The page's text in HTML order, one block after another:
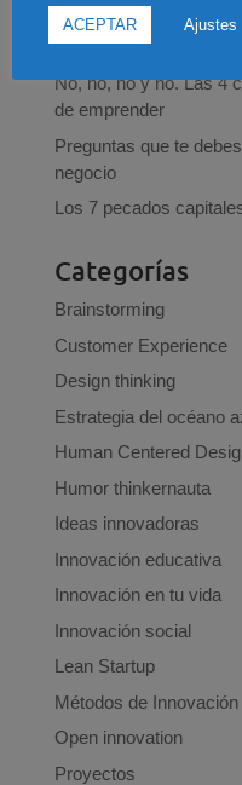
Los 5 pecados que un
permitir (parte 2)
No, no, no y no. Las 4
de emprender
Preguntas que te
negocio
Los 7 pecados
Categorías
Brainstorming
Customer Experience
Design thinking
Estrategia del océano
Human Centered
Humor thinkernauta
Ideas innovadoras
Innovación educativa
Innovación en tu vida
Innovación social
Lean Startup
Métodos de
Open innovation
Proyectos
ACEPTAR Ajustes